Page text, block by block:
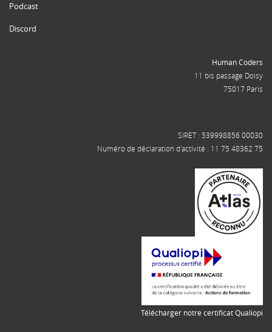
Podcast
Discord
Human Coders
11 bis passage Doisy
75017 Paris
SIRET : 539998856 00030
Numéro de déclaration d'activité : 11 75 48362 75
Télécharger notre certificat Qualiopi